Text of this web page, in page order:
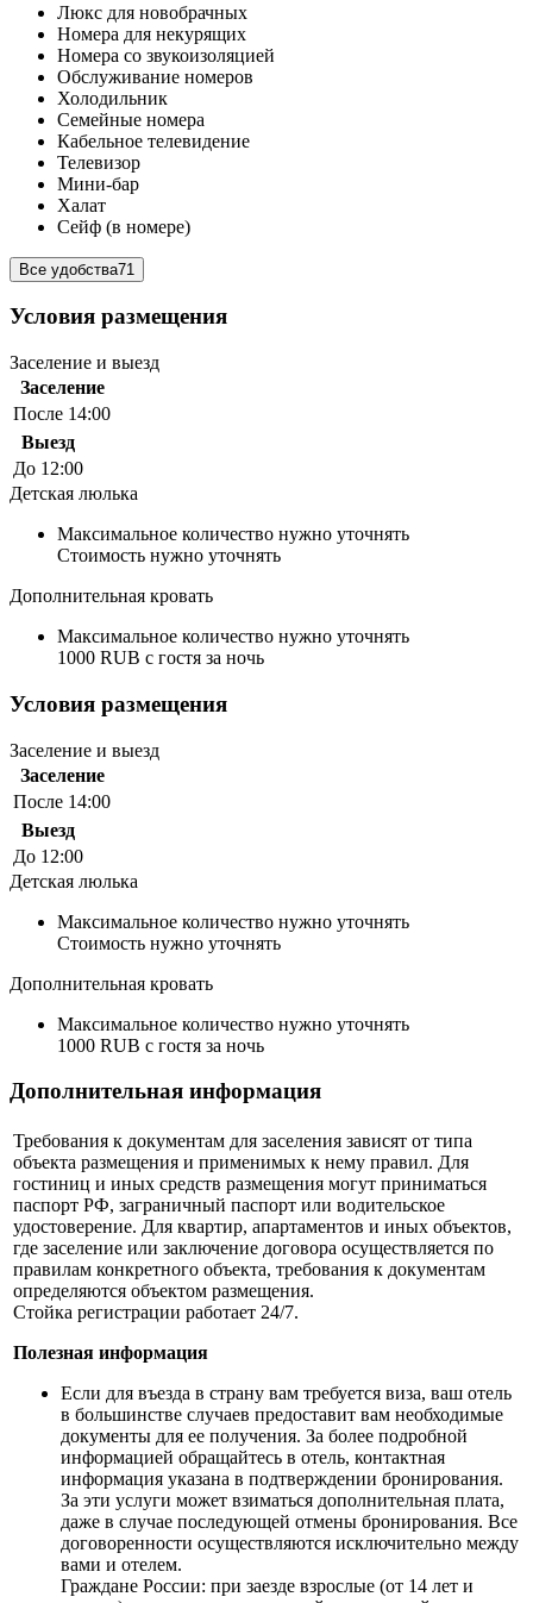
Люкс для новобрачных
Номера для некурящих
Номера со звукоизоляцией
Обслуживание номеров
Холодильник
Семейные номера
Кабельное телевидение
Телевизор
Мини-бар
Халат
Сейф (в номере)
Все удобства71
Условия размещения
Заселение и выезд
Заселение
После 14:00
Выезд
До 12:00
Детская люлька
Максимальное количество нужно уточнять
Стоимость нужно уточнять
Дополнительная кровать
Максимальное количество нужно уточнять
1000 RUB с гостя за ночь
Условия размещения
Заселение и выезд
Заселение
После 14:00
Выезд
До 12:00
Детская люлька
Максимальное количество нужно уточнять
Стоимость нужно уточнять
Дополнительная кровать
Максимальное количество нужно уточнять
1000 RUB с гостя за ночь
Дополнительная информация
Требования к документам для заселения зависят от типа
объекта размещения и применимых к нему правил. Для
гостиниц и иных средств размещения могут приниматься
паспорт РФ, заграничный паспорт или водительское
удостоверение. Для квартир, апартаментов и иных объектов,
где заселение или заключение договора осуществляется по
правилам конкретного объекта, требования к документам
определяются объектом размещения.
Стойка регистрации работает 24/7.
Полезная информация
Если для въезда в страну вам требуется виза, ваш отель
в большинстве случаев предоставит вам необходимые
документы для ее получения. За более подробной
информацией обращайтесь в отель, контактная
информация указана в подтверждении бронирования.
За эти услуги может взиматься дополнительная плата,
даже в случае последующей отмены бронирования. Все
договоренности осуществляются исключительно между
вами и отелем.
Граждане России: при заезде взрослые (от 14 лет и